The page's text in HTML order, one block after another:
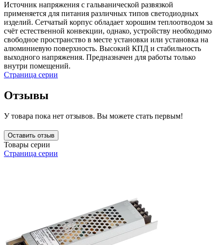
Источник напряжения с гальванической развязкой
применяется для питания различных типов светодиодных
изделий. Сетчатый корпус обладает хорошим теплоотводом за
счёт естественной конвекции, однако, устройству необходимо
свободное пространство в месте установки или установка на
алюминиевую поверхность. Высокий КПД и стабильность
выходного напряжения. Предназначен для работы только
внутри помещений.
Страница серии
Отзывы
У товара пока нет отзывов. Вы можете стать первым!
Оставить отзыв
Товары серии
Страница серии